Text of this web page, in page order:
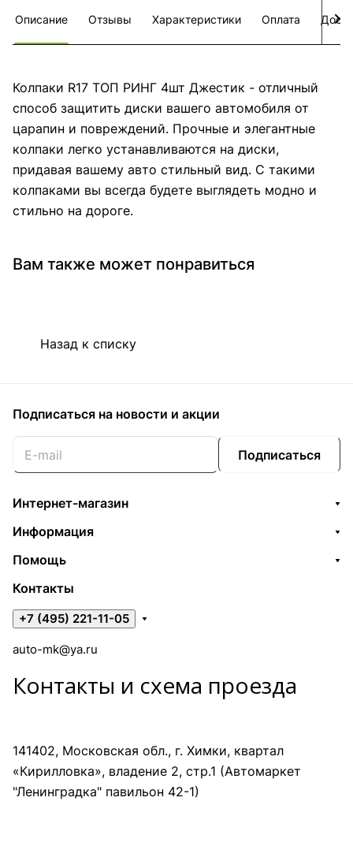
Описание Отзывы Характеристики Оплата
Колпаки R17 ТОП РИНГ 4шт Джестик - отличный
способ защитить диски вашего автомобиля от
царапин и повреждений. Прочные и элегантные
колпаки легко устанавливаются на диски,
придавая вашему авто стильный вид. С такими
колпаками вы всегда будете выглядеть модно и
стильно на дороге.
Вам также может понравиться
Назад к списку
Подписаться на новости и акции
Подписаться
Интернет-магазин
Информация
Помощь
Контакты
+7 (495) 221-11-05
auto-mk@ya.ru
Контакты и схема проезда
141402, Московская обл., г. Химки, квартал
«Кирилловка», владение 2, стр.1 (Автомаркет
"Ленинградка" павильон 42-1)